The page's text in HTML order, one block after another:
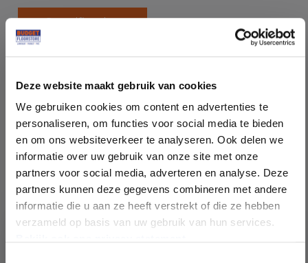
Deze website maakt gebruik van cookies
We gebruiken cookies om content en advertenties te
personaliseren, om functies voor social media te bieden
en om ons websiteverkeer te analyseren. Ook delen we
informatie over uw gebruik van onze site met onze
partners voor social media, adverteren en analyse. Deze
partners kunnen deze gegevens combineren met andere
informatie die u aan ze heeft verstrekt of die ze hebben
verzameld op basis van uw gebruik van hun services.
Specificaties
Patroon: Rechte Plank
Sortering : AB Rustiek
Behandeling: Invisible Olie